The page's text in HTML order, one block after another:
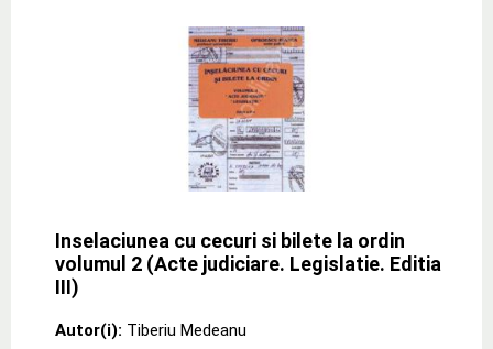
Inselaciunea cu cecuri si bilete la ordin
volumul 2 (Acte judiciare. Legislatie. Editia
III)
Autor(i): Tiberiu Medeanu